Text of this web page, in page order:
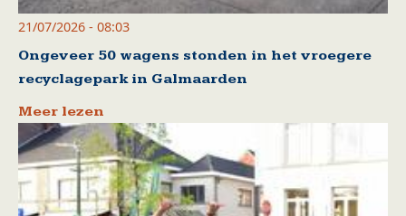
21/07/2026 - 08:03
Ongeveer 50 wagens stonden in het vroegere
recyclagepark in Galmaarden
Meer lezen